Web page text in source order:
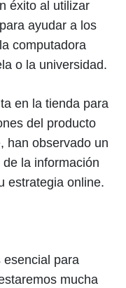
éxito al utilizar
ayudar a los
computadora
o la universidad.
en la tienda para
del producto
han observado un
la información
estrategia online.
esencial para
mucha